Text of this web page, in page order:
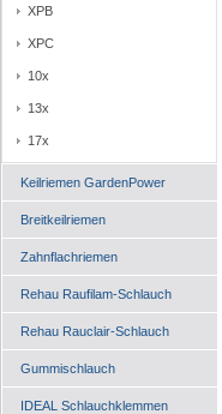
XPB
XPC
10x
13x
17x
Keilriemen GardenPower
Breitkeilriemen
Zahnflachriemen
Rehau Raufilam-Schlauch
Rehau Rauclair-Schlauch
Gummischlauch
IDEAL Schlauchklemmen